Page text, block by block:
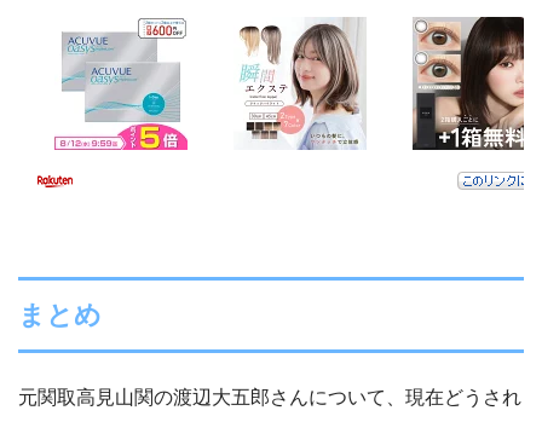
まとめ
元関取高見山関の渡辺大五郎さんについて、現在どうされ